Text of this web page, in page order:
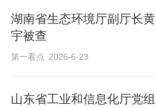
湖南省生态环境厅副厅长黄
宇被查
第一看点 2026-6-23
山东省工业和信息化厅党组